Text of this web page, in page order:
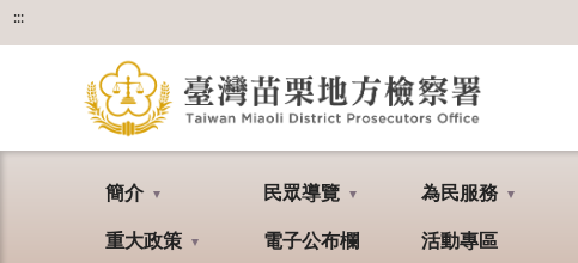
:::
簡介 民眾導覽 為民服務
重大政策 電子公布欄 活動專區